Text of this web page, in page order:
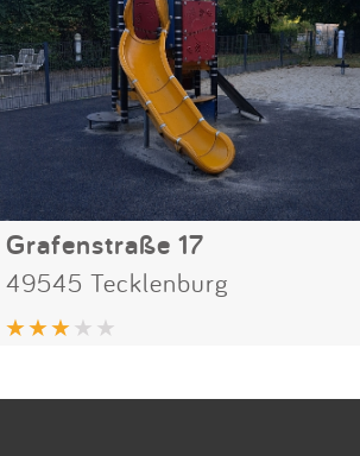
Grafenstraße 17
49545 Tecklenburg